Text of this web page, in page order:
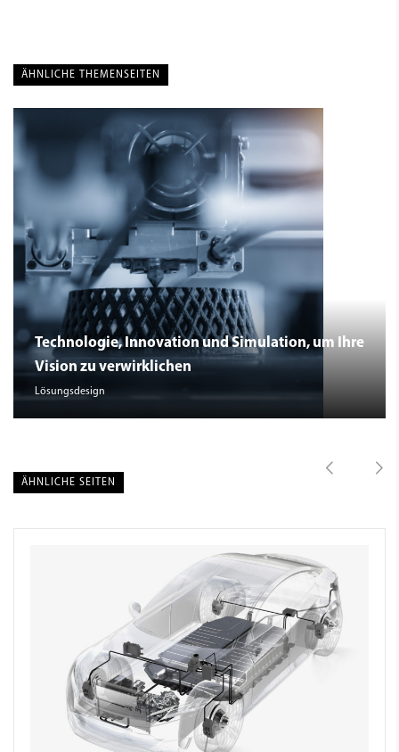
ÄHNLICHE THEMENSEITEN
Technologie, Innovation und Simulation, um Ihre
Vision zu verwirklichen
Lösungsdesign
ÄHNLICHE SEITEN